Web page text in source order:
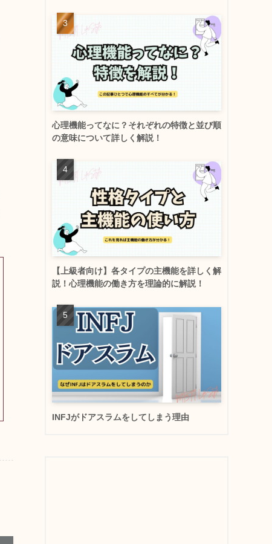
心理機能ってなに？それぞれの特徴と並び順
の意味について詳しく解説！
【上級者向け】各タイプの主機能を詳しく解
説！心理機能の働き方を理論的に解説！
INFJがドアスラムをしてしまう理由